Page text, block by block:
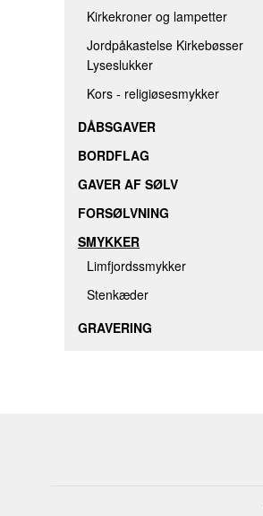
Kirkekroner og lampetter
Jordpåkastelse Kirkebøsser
Lyseslukker
Kors - religiøsesmykker
DÅBSGAVER
BORDFLAG
GAVER AF SØLV
FORSØLVNING
SMYKKER
Limfjordssmykker
Stenkæder
GRAVERING